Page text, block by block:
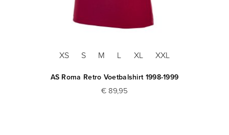
XS S M L XL XXL
AS Roma Retro Voetbalshirt 1998-1999
€ 89,95